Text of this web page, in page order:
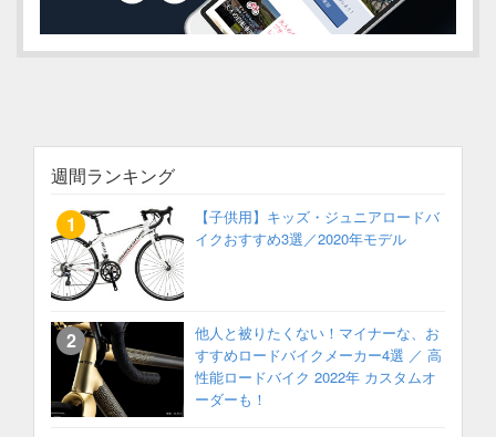
週間ランキング
【子供用】キッズ・ジュニアロードバ
イクおすすめ3選／2020年モデル
他人と被りたくない！マイナーな、お
すすめロードバイクメーカー4選 ／ 高
性能ロードバイク 2022年 カスタムオ
ーダーも！